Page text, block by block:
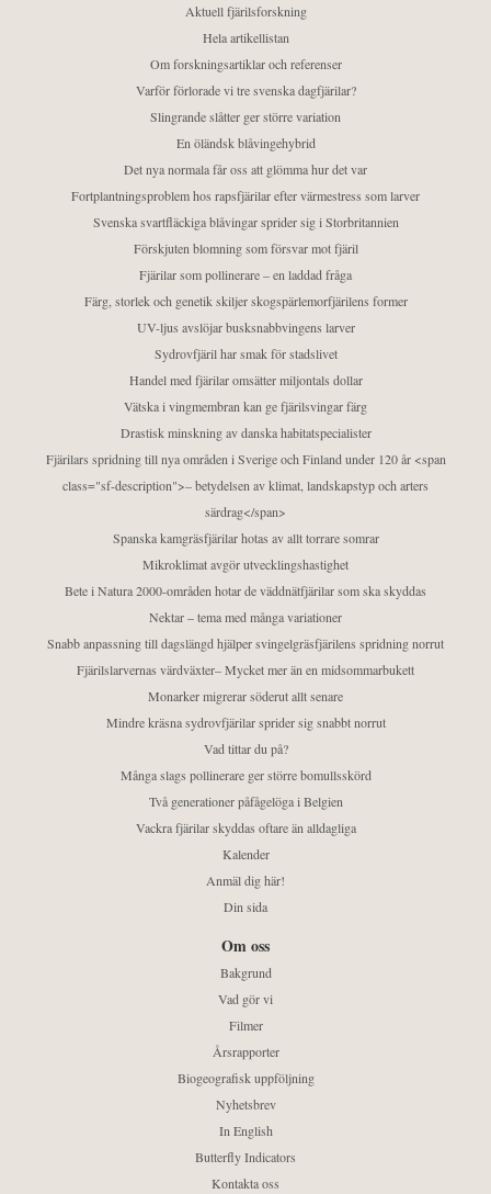
Aktuell fjärilsforskning
Hela artikellistan
Om forskningsartiklar och referenser
Varför förlorade vi tre svenska dagfjärilar?
Slingrande slåtter ger större variation
En öländsk blåvingehybrid
Det nya normala får oss att glömma hur det var
Fortplantningsproblem hos rapsfjärilar efter värmestress som larver
Svenska svartfläckiga blåvingar sprider sig i Storbritannien
Förskjuten blomning som försvar mot fjäril
Fjärilar som pollinerare – en laddad fråga
Färg, storlek och genetik skiljer skogspärlemorfjärilens former
UV-ljus avslöjar busksnabbvingens larver
Sydrovfjäril har smak för stadslivet
Handel med fjärilar omsätter miljontals dollar
Vätska i vingmembran kan ge fjärilsvingar färg
Drastisk minskning av danska habitatspecialister
Fjärilars spridning till nya områden i Sverige och Finland under 120 år <span
class="sf-description">– betydelsen av klimat, landskapstyp och arters
särdrag</span>
Spanska kamgräsfjärilar hotas av allt torrare somrar
Mikroklimat avgör utvecklingshastighet
Bete i Natura 2000-områden hotar de väddnätfjärilar som ska skyddas
Nektar – tema med många variationer
Snabb anpassning till dagslängd hjälper svingelgräsfjärilens spridning norrut
Fjärilslarvernas värdväxter– Mycket mer än en midsommarbukett
Monarker migrerar söderut allt senare
Mindre kräsna sydrovfjärilar sprider sig snabbt norrut
Vad tittar du på?
Många slags pollinerare ger större bomullsskörd
Två generationer påfågelöga i Belgien
Vackra fjärilar skyddas oftare än alldagliga
Kalender
Anmäl dig här!
Din sida
Om oss
Bakgrund
Vad gör vi
Filmer
Årsrapporter
Biogeografisk uppföljning
Nyhetsbrev
In English
Butterfly Indicators
Kontakta oss